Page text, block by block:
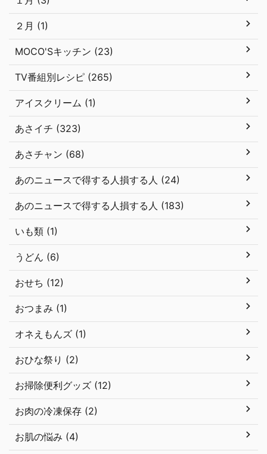
２月 (1)
MOCO'Sキッチン (23)
TV番組別レシピ (265)
アイスクリーム (1)
あさイチ (323)
あさチャン (68)
あのニュースで得する人損する人 (24)
あのニュースで得する人損する人 (183)
いも類 (1)
うどん (6)
おせち (12)
おつまみ (1)
オネえもんズ (1)
おひな祭り (2)
お掃除便利グッズ (12)
お肉の冷凍保存 (2)
お肌の悩み (4)